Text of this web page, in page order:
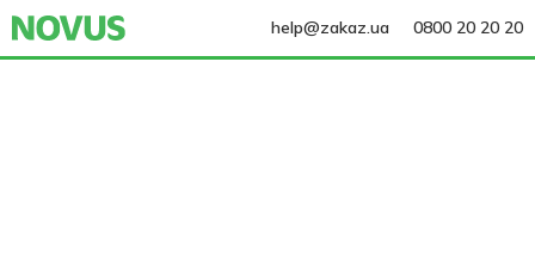
help@zakaz.ua 0800 20 20 20